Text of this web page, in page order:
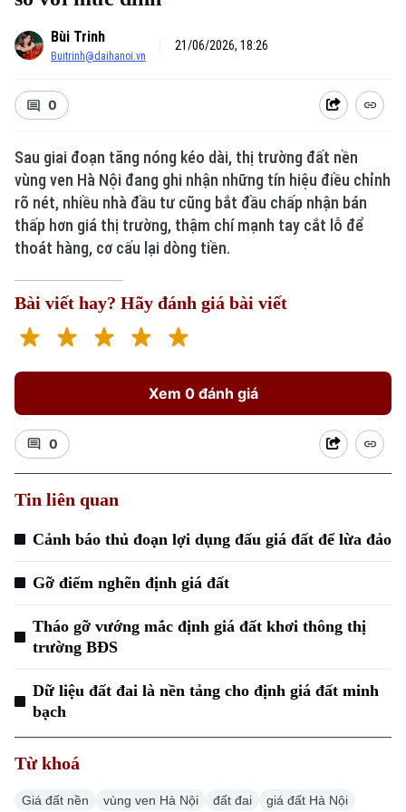
Xu hướng
Chuyên mục
Thời sự
Hà Nội
Bùi Trinh
Buitrinh@daihanoi.vn
21/06/2026, 18:26
0
Sau giai đoạn tăng nóng kéo dài, thị trường đất nền
vùng ven Hà Nội đang ghi nhận những tín hiệu điều chỉnh
rõ nét, nhiều nhà đầu tư cũng bắt đầu chấp nhận bán
thấp hơn giá thị trường, thậm chí mạnh tay cắt lỗ để
thoát hàng, cơ cấu lại dòng tiền.
Bài viết hay? Hãy đánh giá bài viết
Xem 0 đánh giá
0
Tin liên quan
Cảnh báo thủ đoạn lợi dụng đấu giá đất để lừa đảo
Gỡ điểm nghẽn định giá đất
Tháo gỡ vướng mắc định giá đất khơi thông thị
trường BĐS
Dữ liệu đất đai là nền tảng cho định giá đất minh
bạch
Từ khoá
Giá đất nền vùng ven Hà Nội đất đai giá đất Hà Nội